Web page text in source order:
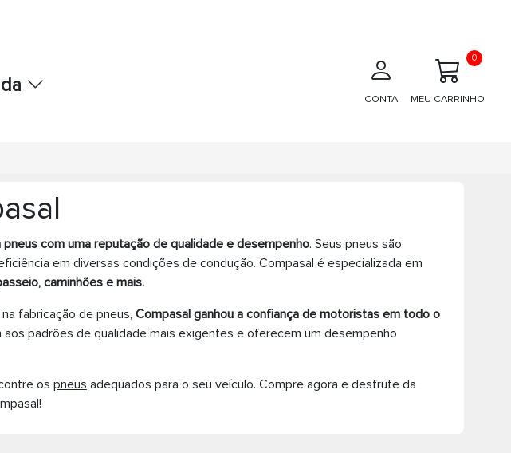
CONTA MEU CARRINHO
0
pneus com uma reputação de qualidade e desempenho. Seus pneus são
em diversas condições de condução. Compasal é especializada em
caminhões e mais.
fabricação de pneus, Compasal ganhou a confiança de motoristas em todo o
padrões de qualidade mais exigentes e oferecem um desempenho
os pneus adequados para o seu veículo. Compre agora e desfrute da